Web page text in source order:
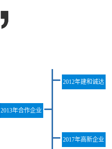
2012年建和诚达
2013年合作企业
2017年高新企业